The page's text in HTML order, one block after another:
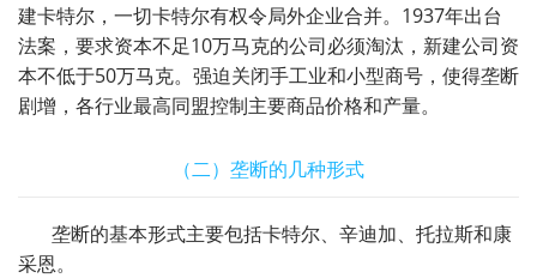
建卡特尔，一切卡特尔有权令局外企业合并。 1937年出台
法案，要求资本不足10万马克的公司必须淘汰，新建公司资
本不低于50万马克。强迫关闭手工业和小型商号，使得垄断
剧增，各行业最高同盟控制主要商品价格和产量。
（二）垄断的几种形式
垄断的基本形式主要包括卡特尔、辛迪加、托拉斯和康
采恩。